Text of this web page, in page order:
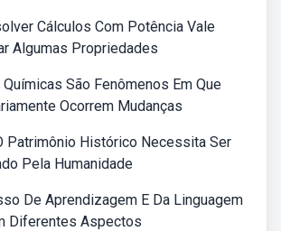
Cálculos Com Potência Vale
Algumas Propriedades
São Fenômenos Em Que
Ocorrem Mudanças
Patrimônio Histórico Necessita Ser
Pela Humanidade
De Aprendizagem E Da Linguagem
Diferentes Aspectos